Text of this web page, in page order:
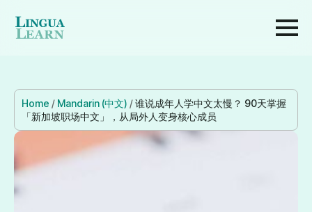
Home / Mandarin (中文) /谁说成年人学中文太慢？ 90天掌握
「新加坡职场中文」，从局外人变身核心成员